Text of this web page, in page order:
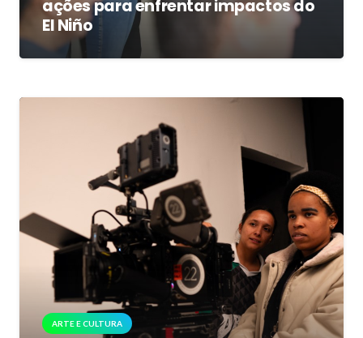
ações para enfrentar impactos do
El Niño
ARTE E CULTURA